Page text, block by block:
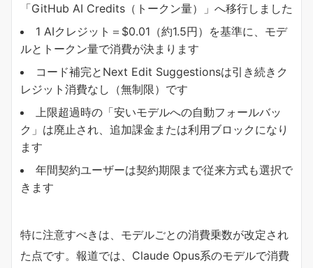
「GitHub AI Credits（トークン量）」へ移行しました
1 AIクレジット＝$0.01（約1.5円）を基準に、モデ
ルとトークン量で消費が決まります
コード補完とNext Edit Suggestionsは引き続きク
レジット消費なし（無制限）です
上限超過時の「安いモデルへの自動フォールバッ
ク」は廃止され、追加課金または利用ブロックになり
ます
年間契約ユーザーは契約期限まで従来方式も選択で
きます
特に注意すべきは、モデルごとの消費乗数が改定され
た点です。報道では、Claude Opus系のモデルで消費